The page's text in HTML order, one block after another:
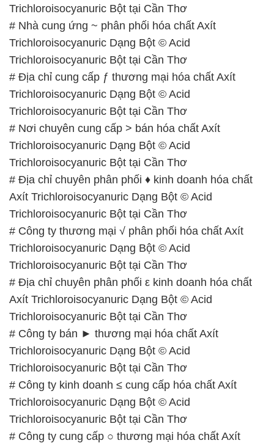
Trichloroisocyanuric Bột tại Cần Thơ
# Nhà cung ứng ~ phân phối hóa chất Axít
Trichloroisocyanuric Dạng Bột © Acid
Trichloroisocyanuric Bột tại Cần Thơ
# Địa chỉ cung cấp ƒ thương mại hóa chất Axít
Trichloroisocyanuric Dạng Bột © Acid
Trichloroisocyanuric Bột tại Cần Thơ
# Nơi chuyên cung cấp > bán hóa chất Axít
Trichloroisocyanuric Dạng Bột © Acid
Trichloroisocyanuric Bột tại Cần Thơ
# Địa chỉ chuyên phân phối ♦ kinh doanh hóa chất
Axít Trichloroisocyanuric Dạng Bột © Acid
Trichloroisocyanuric Bột tại Cần Thơ
# Công ty thương mại √ phân phối hóa chất Axít
Trichloroisocyanuric Dạng Bột © Acid
Trichloroisocyanuric Bột tại Cần Thơ
# Địa chỉ chuyên phân phối ε kinh doanh hóa chất
Axít Trichloroisocyanuric Dạng Bột © Acid
Trichloroisocyanuric Bột tại Cần Thơ
# Công ty bán ► thương mại hóa chất Axít
Trichloroisocyanuric Dạng Bột © Acid
Trichloroisocyanuric Bột tại Cần Thơ
# Công ty kinh doanh ≤ cung cấp hóa chất Axít
Trichloroisocyanuric Dạng Bột © Acid
Trichloroisocyanuric Bột tại Cần Thơ
# Công ty cung cấp ○ thương mại hóa chất Axít